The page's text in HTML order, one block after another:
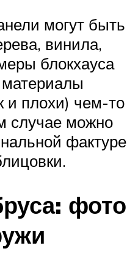
могут быть
винила,
блокхауса
материалы
и плохи) чем-то
случае можно
фактуре
фото